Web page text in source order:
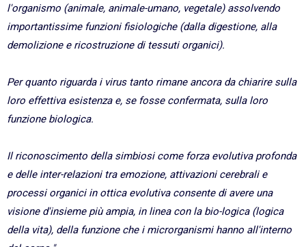
l'organismo (animale, animale-umano, vegetale) assolvendo
importantissime funzioni fisiologiche (dalla digestione, alla
demolizione e ricostruzione di tessuti organici).
Per quanto riguarda i virus tanto rimane ancora da chiarire sulla
loro effettiva esistenza e, se fosse confermata, sulla loro
funzione biologica.
Il riconoscimento della simbiosi come forza evolutiva profonda
e delle inter-relazioni tra emozione, attivazioni cerebrali e
processi organici in ottica evolutiva consente di avere una
visione d'insieme più ampia, in linea con la bio-logica (logica
della vita), della funzione che i microrganismi hanno all'interno